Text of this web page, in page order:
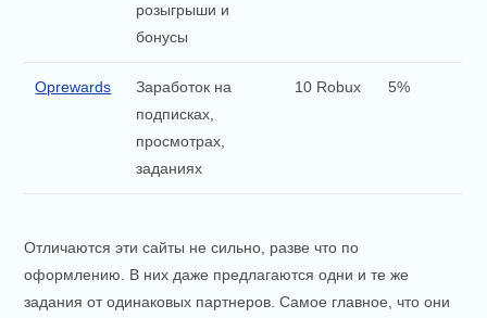
розыгрыши и
бонусы
Oprewards
Заработок на
подписках,
просмотрах,
заданиях
10 Robux 5%
Отличаются эти сайты не сильно, разве что по
оформлению. В них даже предлагаются одни и те же
задания от одинаковых партнеров. Самое главное, что они